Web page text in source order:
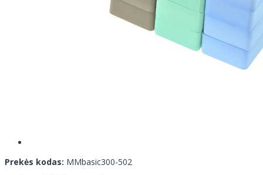
Prekės kodas: MMbasic300-502